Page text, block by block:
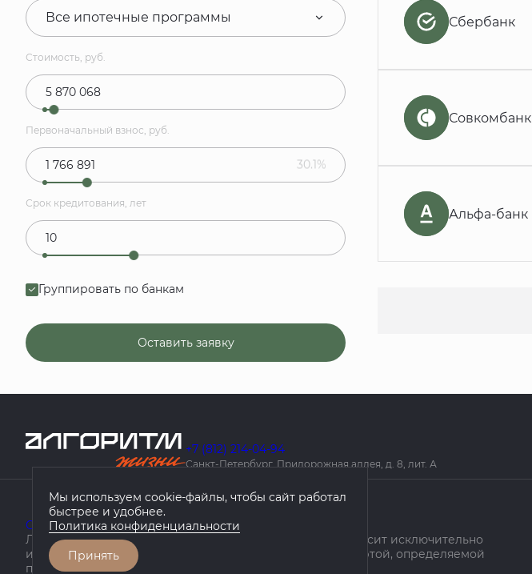
Все ипотечные программы
Стоимость, руб.
Первоначальный взнос, руб.
30.1%
Срок кредитования, лет
Группировать по банкам
Оставить заявку
Сбербанк
Совкомбанк
Альфа-банк
+7 (812) 214-04-94
Санкт-Петербург, Придорожная аллея, д. 8, лит. А
О компанииПроектыГеография проектов
Любая информация, представленная на данном сайте, носит исключительно
информационный характер, не является публичной офертой, определяемой
положениями статьи 437 ГК РФ.
Мы используем cookie-файлы, чтобы сайт работал
быстрее и удобнее.
Политика конфиденциальности
Принять